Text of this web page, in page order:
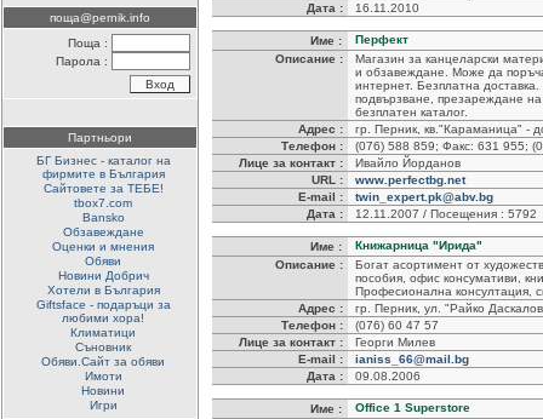
поща@pernik.info
Поща :
Парола :
Партньори
БГ Бизнес - каталог на
фирмите в България
Сайтовете за ТЕБЕ!
tbox7.com
Bansko
Обзавеждане
Оценки и мнения
Обяви
Новини Добрич
Хотели в България
Giftsface - подаръци за
любими хора!
Климатици
Съновник
Обяви.Сайт за обяви
Имоти
Новини
Игри
Дата :
16.11.2010
Име :
Перфект
Описание :
Магазин за канцеларски
и обзавеждане. Може да
интернет. Безплатна
подвързване, презареждане
безплатен каталог.
Адрес :
гр. Перник, кв."Караманица" -
Телефон :
(076) 588 859; Факс: 631 955;
Лице за контакт :
Ивайло Йорданов
URL :
www.perfectbg.net
E-mail :
twin_expert.pk@abv.bg
Дата :
12.11.2007 / Посещения : 5792
Име :
Книжарница "Ирида"
Описание :
Богат асортимент от
пособия, офис консумативи,
Професионална консултация,
Адрес :
гр. Перник, ул. "Райко
Телефон :
(076) 60 47 57
Лице за контакт :
Георги Милев
E-mail :
ianiss_66@mail.bg
Дата :
09.08.2006
Име :
Office 1 Superstore